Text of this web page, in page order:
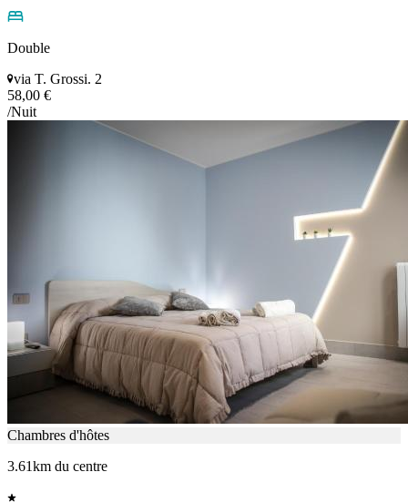
Double
via T. Grossi. 2
58,00 €
/Nuit
Chambres d'hôtes
3.61km du centre